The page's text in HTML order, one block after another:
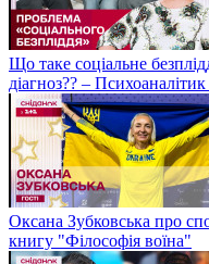
Що таке соціальне
діагноз?? –
Оксана Зубковська про
книгу "Філософія воїна"